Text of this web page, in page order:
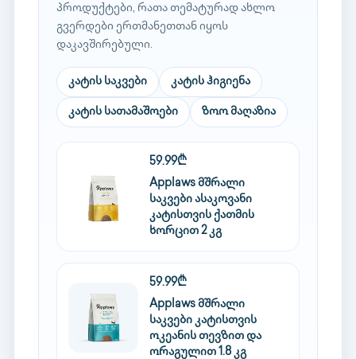
პროდუქტები, რათა თემატურად ახლო
გვერდები ერთმანეთთან იყოს
დაკავშირებული.
კატის საკვები კატის ჰიგიენა
კატის სათამაშოები ზოო მაღაზია
59.99₾
Applaws მშრალი
საკვები ასაკოვანი
კატისთვის ქათმის
ხორცით 2 კგ
59.99₾
Applaws მშრალი
საკვები კატისთვის
ოკეანის თევზით და
ორაგულით 1.8 კგ